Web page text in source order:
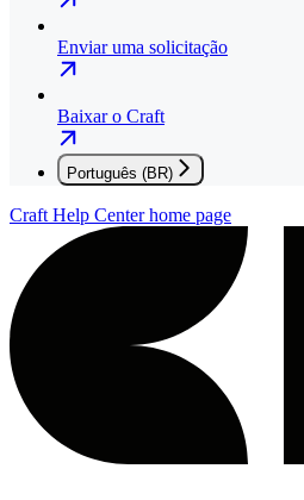
Enviar uma solicitação
Baixar o Craft
Português (BR)
Craft Help Centerhome page